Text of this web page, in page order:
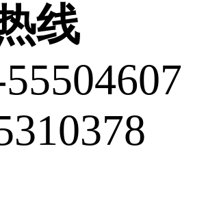
线